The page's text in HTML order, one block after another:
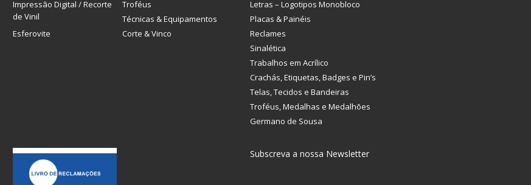
Impressão Digital / Recorte
de Vinil
Troféus
Técnicas & Equipamentos
Esferovite
Corte & Vinco
Letras – Logotipos Monobloco
Placas & Painéis
Reclames
Sinalética
Trabalhos em Acrílico
Crachás, Etiquetas, Badges e Pin’s
Telas, Tecidos e Bandeiras
Troféus, Medalhas e Medalhões
Germano de Sousa
Subscreva a nossa Newsletter